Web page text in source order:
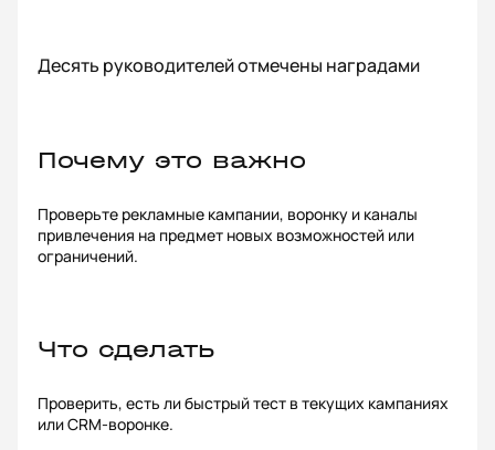
Десять руководителей отмечены наградами
Почему это важно
Проверьте рекламные кампании, воронку и каналы
привлечения на предмет новых возможностей или
ограничений.
Что сделать
Проверить, есть ли быстрый тест в текущих кампаниях
или CRM-воронке.